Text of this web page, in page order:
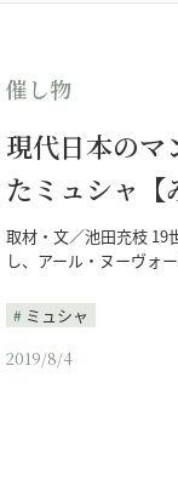
催し物
現代日本のマ
たミュシャ
取材・文／池田充枝 19
し、アール・ヌーヴォ
ミュシャ
2019/8/4